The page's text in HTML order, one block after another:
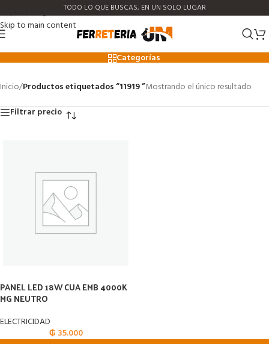
Skip to navigation
Skip to main content
TODO LO QUE BUSCAS, EN UN SOLO LUGAR
11919
Categorías
Inicio/Productos etiquetados “11919 ”Mostrando el único resultado
Filtrar precio
PANEL LED 18W CUA EMB 4000K
MG NEUTRO
ELECTRICIDAD
₲ 35.000